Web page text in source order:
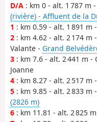
D/A : km 0 - alt. 1 787 m
(rivière) - Affluent de la
1 : km 0.59 - alt. 1 891 m -
2 : km 4.62 - alt. 2 174 m
Valante - Grand
3 : km 7.6 - alt. 2 441 m
Joanne
4 : km 8.27 - alt. 2 517 m -
5 : km 9.85 - alt. 2 833 m -
(2826 m)
6 : km 11.81 - alt. 2 825